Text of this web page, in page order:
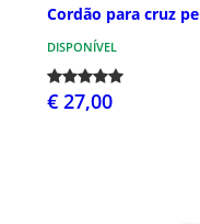
Cordão para cruz
DISPONÍVEL
€ 27,00